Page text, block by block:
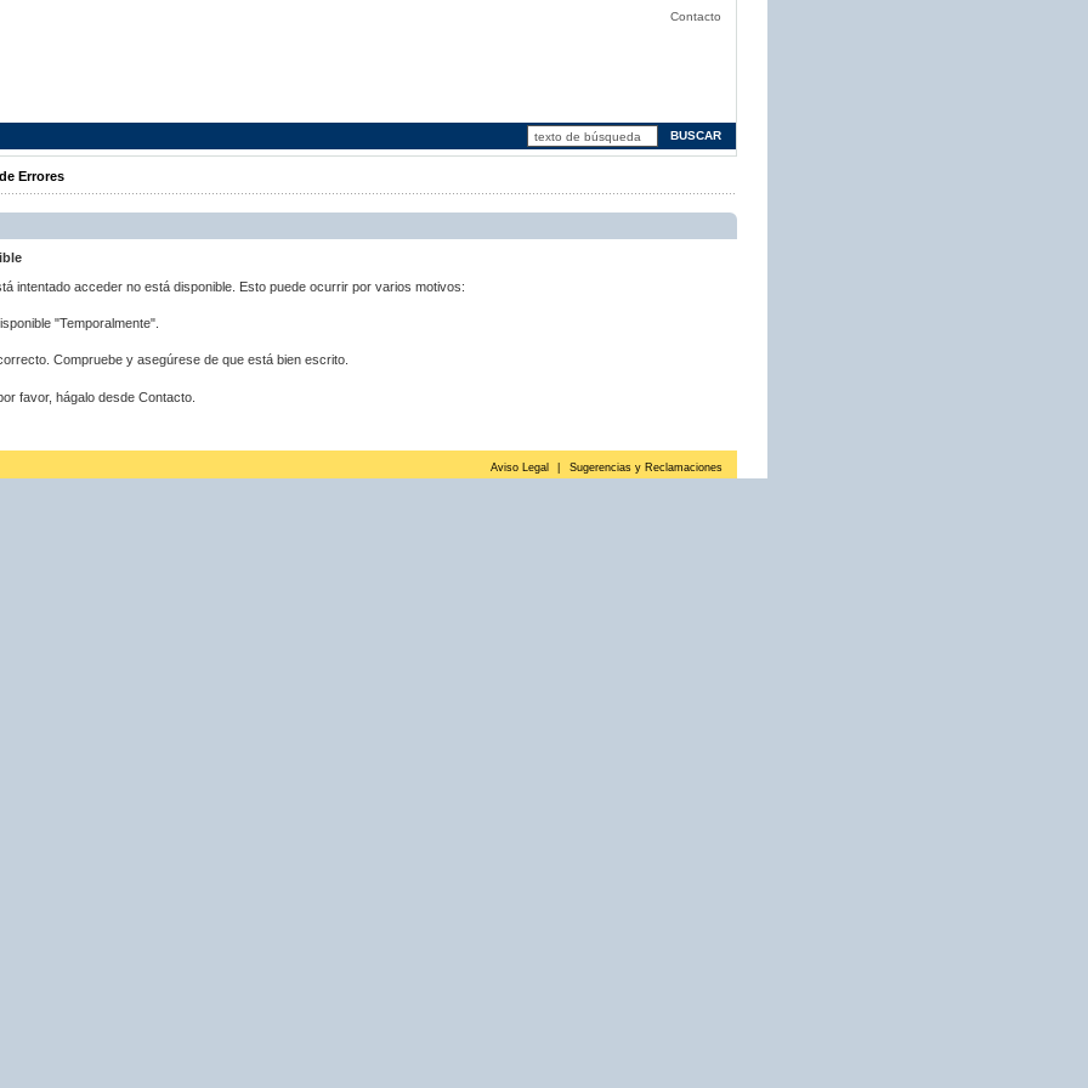
Contacto
Errores
intentado acceder no está disponible. Esto puede ocurrir por varios motivos:
"Temporalmente".
Compruebe y asegúrese de que está bien escrito.
favor, hágalo desde Contacto.
Aviso Legal Sugerencias y Reclamaciones